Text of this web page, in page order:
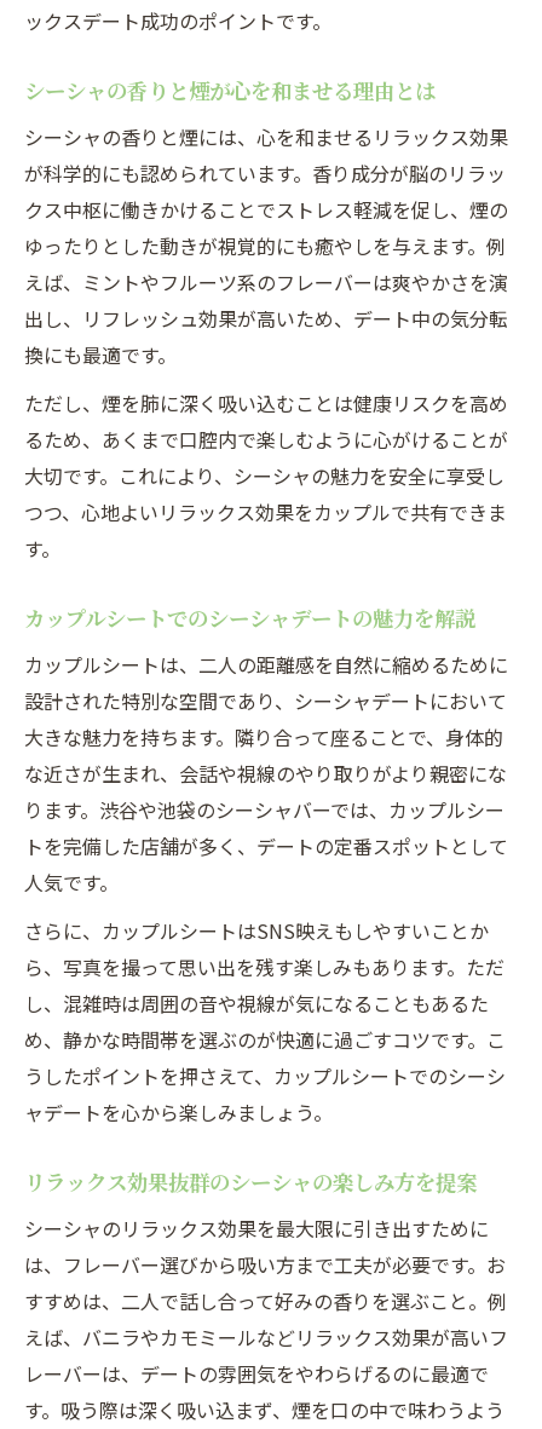
ックスデート成功のポイントです。
シーシャの香りと煙が心を和ませる理由とは
シーシャの香りと煙には、心を和ませるリラックス効果
が科学的にも認められています。香り成分が脳のリラッ
クス中枢に働きかけることでストレス軽減を促し、煙の
ゆったりとした動きが視覚的にも癒やしを与えます。例
えば、ミントやフルーツ系のフレーバーは爽やかさを演
出し、リフレッシュ効果が高いため、デート中の気分転
換にも最適です。
ただし、煙を肺に深く吸い込むことは健康リスクを高め
るため、あくまで口腔内で楽しむように心がけることが
大切です。これにより、シーシャの魅力を安全に享受し
つつ、心地よいリラックス効果をカップルで共有できま
す。
カップルシートでのシーシャデートの魅力を解説
カップルシートは、二人の距離感を自然に縮めるために
設計された特別な空間であり、シーシャデートにおいて
大きな魅力を持ちます。隣り合って座ることで、身体的
な近さが生まれ、会話や視線のやり取りがより親密にな
ります。渋谷や池袋のシーシャバーでは、カップルシー
トを完備した店舗が多く、デートの定番スポットとして
人気です。
さらに、カップルシートはSNS映えもしやすいことか
ら、写真を撮って思い出を残す楽しみもあります。ただ
し、混雑時は周囲の音や視線が気になることもあるた
め、静かな時間帯を選ぶのが快適に過ごすコツです。こ
うしたポイントを押さえて、カップルシートでのシーシ
ャデートを心から楽しみましょう。
リラックス効果抜群のシーシャの楽しみ方を提案
シーシャのリラックス効果を最大限に引き出すために
は、フレーバー選びから吸い方まで工夫が必要です。お
すすめは、二人で話し合って好みの香りを選ぶこと。例
えば、バニラやカモミールなどリラックス効果が高いフ
レーバーは、デートの雰囲気をやわらげるのに最適で
す。吸う際は深く吸い込まず、煙を口の中で味わうよう